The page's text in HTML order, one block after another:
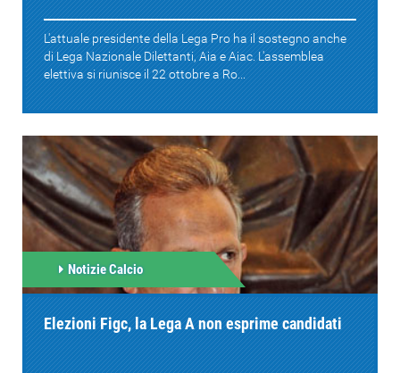
L'attuale presidente della Lega Pro ha il sostegno anche
di Lega Nazionale Dilettanti, Aia e Aiac. L'assemblea
elettiva si riunisce il 22 ottobre a Ro...
Notizie Calcio
Elezioni Figc, la Lega A non esprime candidati